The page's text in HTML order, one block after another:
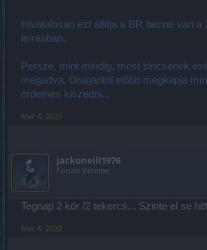
Hivatalosan ezt állítja a BP, benne van a
leírásban.
Persze, mint mindig, most sincsenek
megadva, Dragantól előbb megkapja
érdemes kiszedni...
Mar 4, 2020
jackoneill1976
Forum Veteran
Tegnap 2 kör /2 tekercs... Szinte el se
Mar 4, 2020